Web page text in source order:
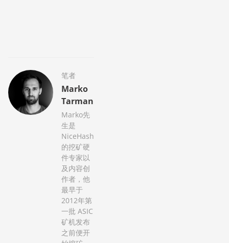
笔者
Marko
Tarman
Marko先
生是
NiceHash
的挖矿硬
件专家以
及内容创
作者，他
最早于
2012年第
一批 ASIC
矿机发布
之前便开